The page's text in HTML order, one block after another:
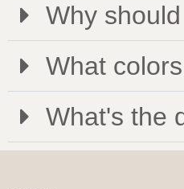
Why
What
What's the